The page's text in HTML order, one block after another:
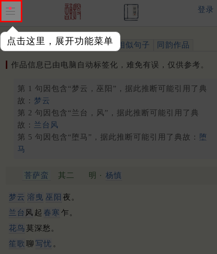
点击这里，展开功能菜单
登录
作品 标注四声 出处、引用 相似句子 同韵作品
作品信息已由电脑自动标签化，难免有误，仅供参考。
第 1 句因包含“梦云，巫阳”，据此推断可能引用了典
故： 梦云
第 2 句因包含“兰台，风”，据此推断可能引用了典
故： 兰台风
第 5 句因包含“堕马”，据此推断可能引用了典故： 堕
马
菩萨蛮 其二 明 · 杨慎
梦云 溶曳 巫阳 夜。
兰台 风 起 春寒 乍。
花鸟 莫深愁。
笙歌 聊 写忧 。